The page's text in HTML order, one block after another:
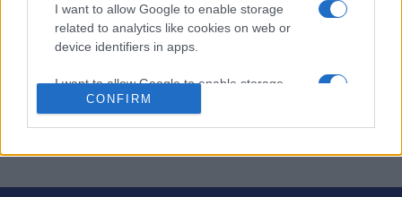
I want to allow Google to enable storage
related to analytics like cookies on web or
device identifiers in apps.
I want to allow Google to enable storage
related to functionality of the website or app.
related to personalization.
CONFIRM
ihn an. Je öfter Sie spielen, desto besser werden Sie
darin, Buchstabenmuster zu erkennen und die Lücken zu
füllen. Mit jedem gelösten Rätsel schalten Sie neue und
anspruchsvollere Gitter frei. Dieses Spiel ist perfekt für
Codeknacker und Rätselfans gleichermaßen und hält
Ihren Geist fit!